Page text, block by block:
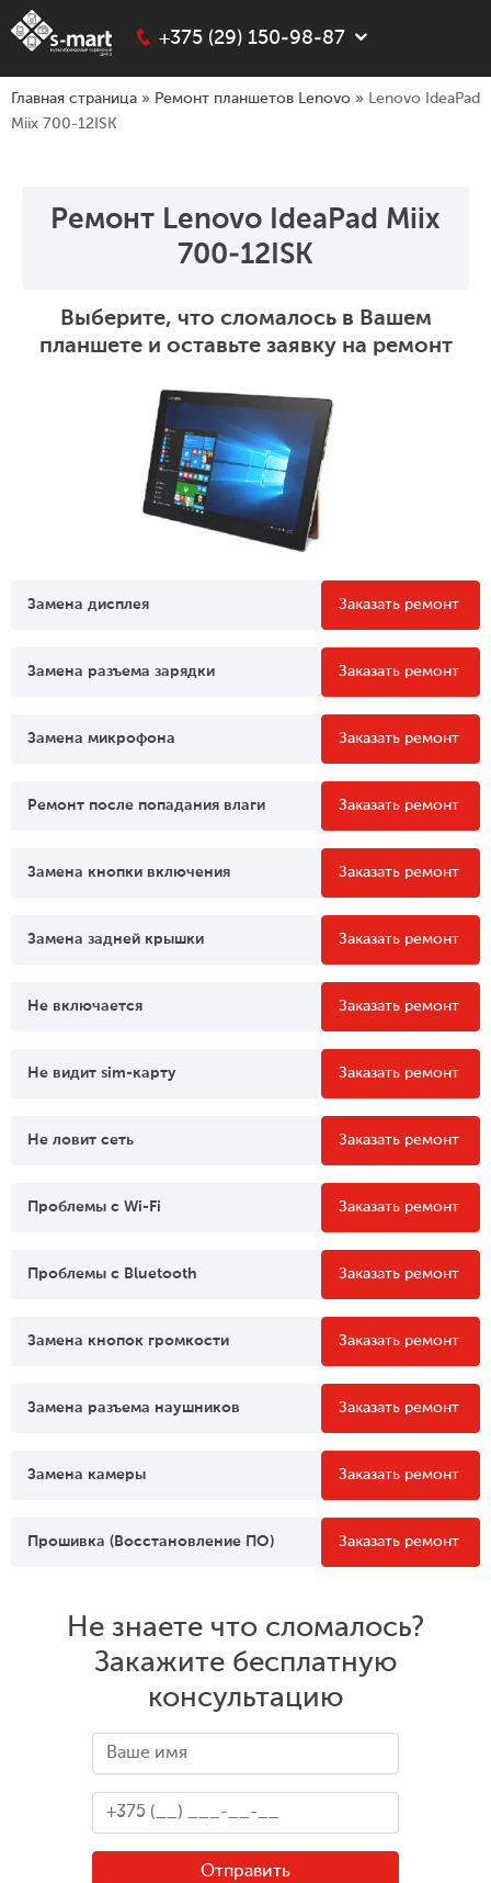
+375 (29) 150-98-87
Главная страница » Ремонт планшетов Lenovo » Lenovo IdeaPad
Miix 700-12ISK
Ремонт Lenovo IdeaPad Miix
700-12ISK
Выберите, что сломалось в Вашем
планшете и оставьте заявку на ремонт
Замена дисплея Заказать ремонт
Замена разъема зарядки Заказать ремонт
Замена микрофона Заказать ремонт
Ремонт после попадания влаги Заказать ремонт
Замена кнопки включения Заказать ремонт
Замена задней крышки Заказать ремонт
Не включается Заказать ремонт
Не видит sim-карту Заказать ремонт
Не ловит сеть Заказать ремонт
Проблемы c Wi-Fi Заказать ремонт
Проблемы c Bluetooth Заказать ремонт
Замена кнопок громкости Заказать ремонт
Замена разъема наушников Заказать ремонт
Замена камеры Заказать ремонт
Прошивка (Восстановление ПО) Заказать ремонт
Не знаете что сломалось?
Закажите бесплатную
консультацию